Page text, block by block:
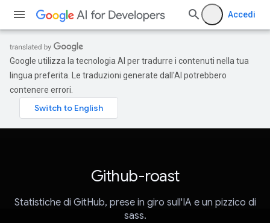
Accedi
Google utilizza la tecnologia AI per tradurre i contenuti nella tua
lingua preferita. Le traduzioni generate dall'AI potrebbero
contenere errori.
Github-roast
Statistiche di GitHub, prese in giro sull'IA e un pizzico di
sass.